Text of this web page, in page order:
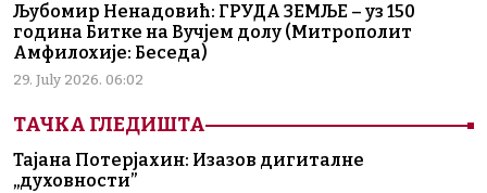
Љубомир Ненадовић: ГРУДА ЗЕМЉЕ – уз 150
година Битке на Вучјем долу (Митрополит
Амфилохије: Беседа)
29. July 2026. 06:02
ТАЧКА ГЛЕДИШТА
Тајана Потерјахин: Изазов дигиталне
„духовности”